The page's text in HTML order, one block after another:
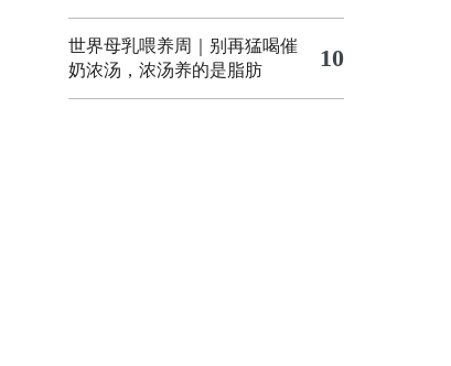
世界母乳喂养周｜别再猛喝催
奶浓汤，浓汤养的是脂肪
10